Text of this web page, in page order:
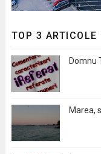
TOP 3
Domnu
Marea,